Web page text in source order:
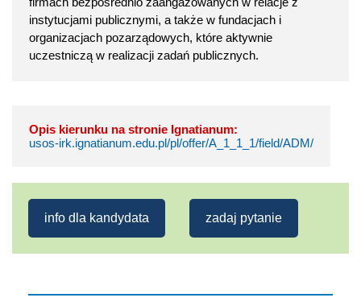
instytucjami publicznymi, a także w fundacjach i
organizacjach pozarządowych, które aktywnie
uczestniczą w realizacji zadań publicznych.
Opis kierunku na stronie Ignatianum:
usos-irk.ignatianum.edu.pl/pl/offer/A_1_1_1/field/ADM/
info dla kandydata zadaj pytanie